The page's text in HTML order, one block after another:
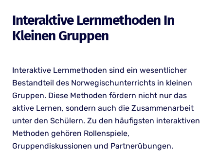
Interaktive Lernmethoden In
Kleinen Gruppen
Interaktive Lernmethoden sind ein wesentlicher
Bestandteil des Norwegischunterrichts in kleinen
Gruppen. Diese Methoden fördern nicht nur das
aktive Lernen, sondern auch die Zusammenarbeit
unter den Schülern. Zu den häufigsten interaktiven
Methoden gehören Rollenspiele,
Gruppendiskussionen und Partnerübungen.